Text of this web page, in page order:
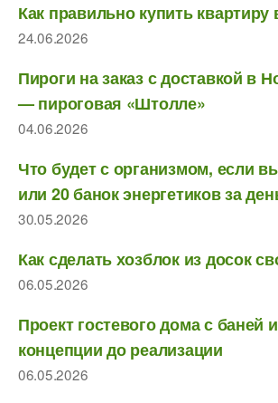
Как правильно купить квартиру
24.06.2026
Пироги на заказ с доставкой в
— пироговая «Штолле»
04.06.2026
Что будет с организмом, если
или 20 банок энергетиков за
30.05.2026
Как сделать хозблок из досок
06.05.2026
Проект гостевого дома с баней
концепции до реализации
06.05.2026